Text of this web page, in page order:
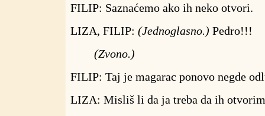
FILIP: Saznaćemo ako ih neko otvori.
LIZA, FILIP: (Jednoglasno.) Pedro!!!
(Zvono.)
FILIP: Taj je magarac ponovo negde
LIZA: Misliš li da ja treba da ih